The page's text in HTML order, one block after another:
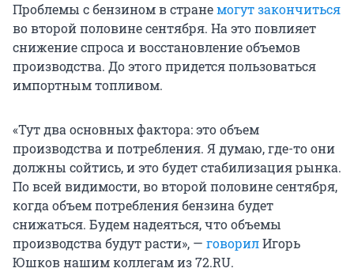
Проблемы с бензином в странемогут закончиться
во второй половине сентября. На это повлияет
снижение спроса и восстановление объемов
производства. До этого придется пользоваться
импортным топливом.
«Тут два основных фактора: это объем
производства и потребления. Я думаю, где-то они
должны сойтись, и это будет стабилизация рынка.
По всей видимости, во второй половине сентября,
когда объем потребления бензина будет
снижаться. Будем надеяться, что объемы
производства будут расти», — говорилИгорь
Юшков нашим коллегам из 72.RU.